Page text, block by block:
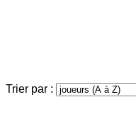
Trier par :